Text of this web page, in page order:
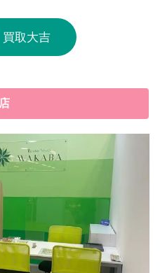
買取大吉